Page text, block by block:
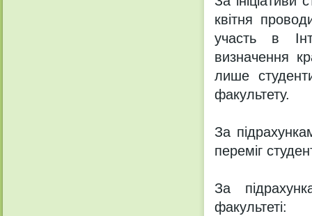
квітня
участь в
визначення
лише
факультету.
За
переміг
За
факультеті: